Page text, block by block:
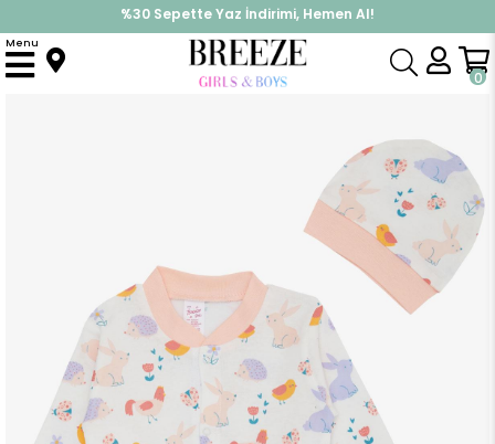
%30 Sepette Yaz İndirimi, Hemen Al!
İndirimlere ek %10 İndirimi Kap, Hemen Üye Ol!
0
Menu
Anasayfa Tulum Kız Bebek Tulum Renkli Hayvanlar Desenli Beyaz (0 Ay-6 Ay)